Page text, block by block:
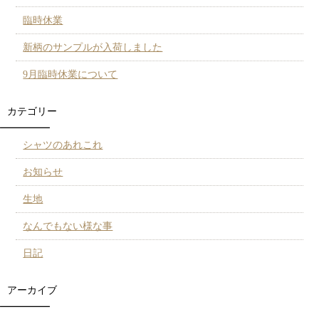
臨時休業
新柄のサンプルが入荷しました
9月臨時休業について
カテゴリー
シャツのあれこれ
お知らせ
生地
なんでもない様な事
日記
アーカイブ